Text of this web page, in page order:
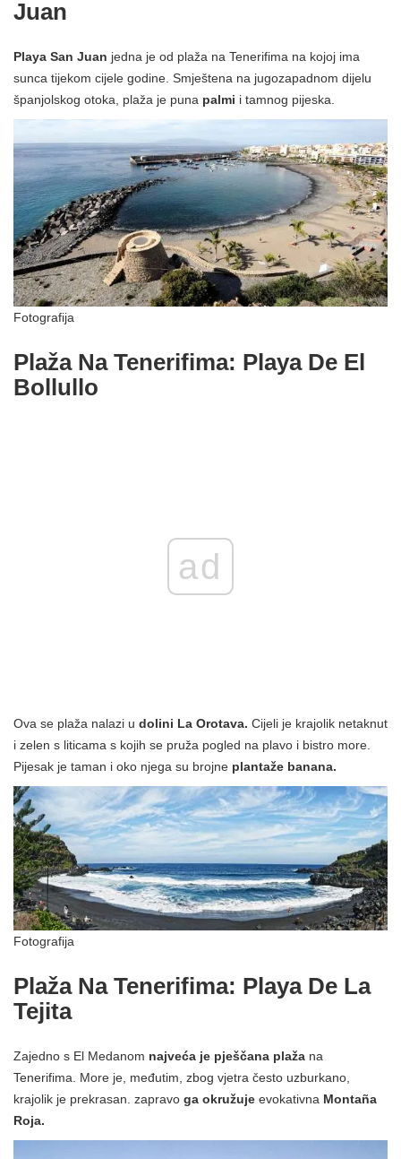
Juan
Playa San Juan jedna je od plaža na Tenerifima na kojoj ima
sunca tijekom cijele godine. Smještena na jugozapadnom dijelu
španjolskog otoka, plaža je puna palmi i tamnog pijeska.
Fotografija
Plaža Na Tenerifima: Playa De El
Bollullo
ad
Ova se plaža nalazi u dolini La Orotava. Cijeli je krajolik netaknut
i zelen s liticama s kojih se pruža pogled na plavo i bistro more.
Pijesak je taman i oko njega su brojne plantaže banana.
Fotografija
Plaža Na Tenerifima: Playa De La
Tejita
Zajedno s El Medanom najveća je pješčana plaža na
Tenerifima. More je, međutim, zbog vjetra često uzburkano,
krajolik je prekrasan. zapravo ga okružuje evokativna Montaña
Roja.